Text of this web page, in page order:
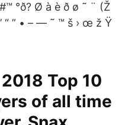
°ð? Ø à è ð ø ˜ ¨ (Ž
“ ” • – — ˜ ™ š › œ ž Ÿ
Top 10
of all time